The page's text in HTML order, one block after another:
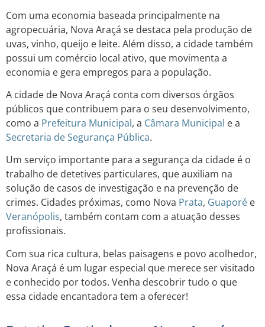
Com uma economia baseada principalmente na
agropecuária, Nova Araçá se destaca pela produção de
uvas, vinho, queijo e leite. Além disso, a cidade também
possui um comércio local ativo, que movimenta a
economia e gera empregos para a população.
A cidade de Nova Araçá conta com diversos órgãos
públicos que contribuem para o seu desenvolvimento,
como a Prefeitura Municipal, a Câmara Municipal e a
Secretaria de Segurança Pública.
Um serviço importante para a segurança da cidade é o
trabalho de detetives particulares, que auxiliam na
solução de casos de investigação e na prevenção de
crimes. Cidades próximas, como Nova Prata, Guaporé e
Veranópolis, também contam com a atuação desses
profissionais.
Com sua rica cultura, belas paisagens e povo acolhedor,
Nova Araçá é um lugar especial que merece ser visitado
e conhecido por todos. Venha descobrir tudo o que
essa cidade encantadora tem a oferecer!